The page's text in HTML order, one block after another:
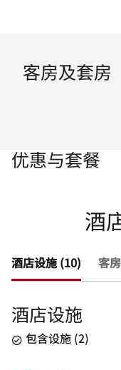
客房及套房
优惠与套餐
酒
酒店设施 (10) 客
酒店设施
包含设施 (2)